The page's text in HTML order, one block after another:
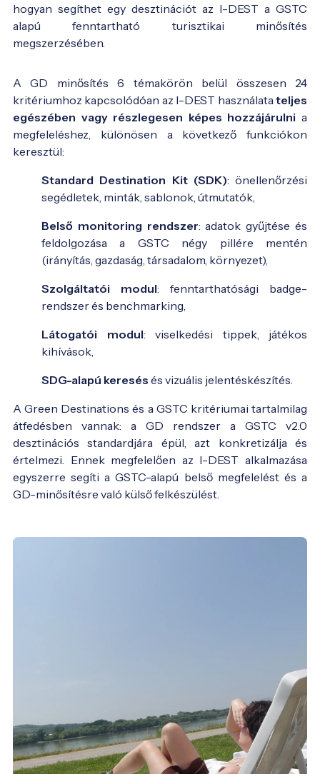
hogyan segíthet egy desztinációt az I-DEST a GSTC
alapú fenntartható turisztikai minősítés
megszerzésében.
Szent Anna tó - Fotó:
A GD minősítés 6 témakörön belül összesen 24
kritériumhoz kapcsolódóan az I-DEST használata teljes
egészében vagy részlegesen képes hozzájárulni a
megfeleléshez, különösen a következő funkciókon
keresztül:
Standard Destination Kit (SDK): önellenőrzési
segédletek, minták, sablonok, útmutatók,
Belső monitoring rendszer: adatok gyűjtése és
feldolgozása a GSTC négy pillére mentén
(irányítás, gazdaság, társadalom, környezet),
Szolgáltatói modul: fenntarthatósági badge-
rendszer és benchmarking,
Látogatói modul: viselkedési tippek, játékos
kihívások,
SDG-alapú keresés és vizuális jelentéskészítés.
A Green Destinations és a GSTC kritériumai tartalmilag
átfedésben vannak: a GD rendszer a GSTC v2.0
desztinációs standardjára épül, azt konkretizálja és
értelmezi. Ennek megfelelően az I-DEST alkalmazása
egyszerre segíti a GSTC-alapú belső megfelelést és a
GD-minősítésre való külső felkészülést.